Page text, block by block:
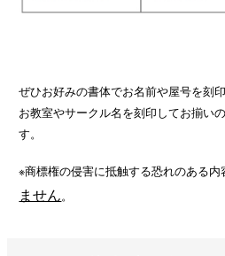
ぜひお好みの書体でお名前や屋号を刻印
お教室やサークル名を刻印してお揃い
す。
※商標権の侵害に抵触する恐れのある内
ません。